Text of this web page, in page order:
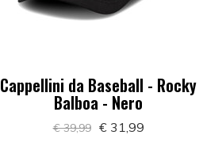
Cappellini da Baseball - Rocky
Balboa - Nero
€ 39,99 € 31,99